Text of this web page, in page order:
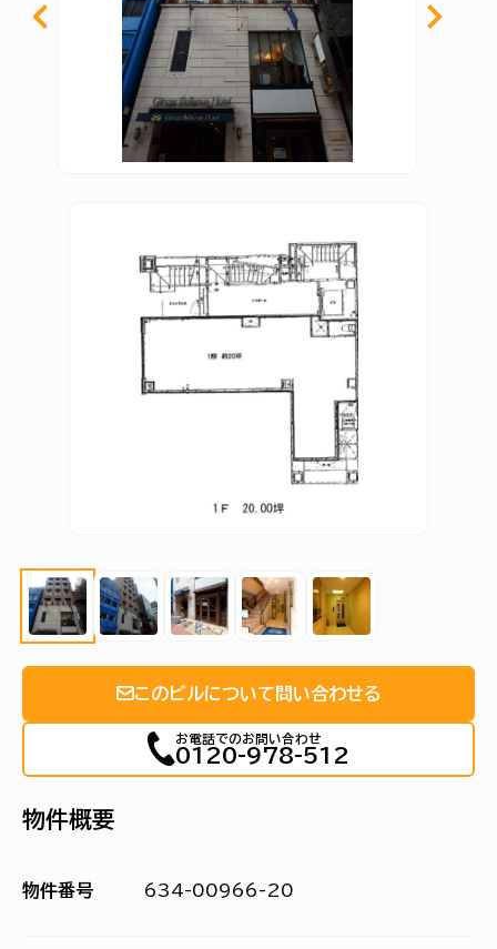
このビルについて問い合わせる
お電話でのお問い合わせ
0120-978-512
物件概要
物件番号 634-00966-20